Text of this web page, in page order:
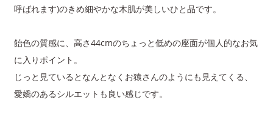
呼ばれます)のきめ細やかな木肌が美しいひと品です。
飴色の質感に、高さ44cmのちょっと低めの座面が個人的なお気
に入りポイント。
じっと見ているとなんとなくお猿さんのようにも見えてくる、
愛嬌のあるシルエットも良い感じです。